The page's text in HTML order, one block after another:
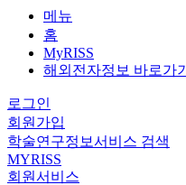
메뉴
홈
MyRISS
해외전자정보 바로가기
로그인
회원가입
학술연구정보서비스 검색
MYRISS
회원서비스